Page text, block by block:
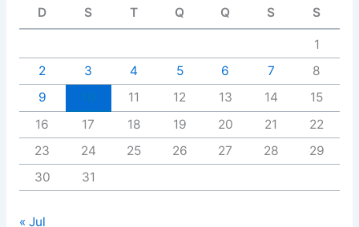
D S T Q Q S S
1
2
3 4 5 6 7
8
9
11 12 13 14
15
16
17 18 19 20 21
22
23
24 25 26 27 28
29
30
31
« Jul